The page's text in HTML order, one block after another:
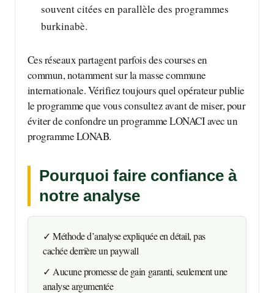
souvent citées en parallèle des programmes
burkinabè.
Ces réseaux partagent parfois des courses en
commun, notamment sur la masse commune
internationale. Vérifiez toujours quel opérateur publie
le programme que vous consultez avant de miser, pour
éviter de confondre un programme LONACI avec un
programme LONAB.
Pourquoi faire confiance à
notre analyse
✓ Méthode d’analyse expliquée en détail, pas
cachée derrière un paywall
✓ Aucune promesse de gain garanti, seulement une
analyse argumentée